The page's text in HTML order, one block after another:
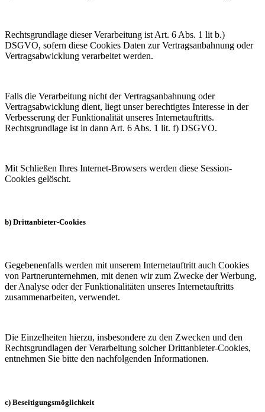
Rechtsgrundlage dieser Verarbeitung ist Art. 6 Abs. 1 lit b.)
DSGVO, sofern diese Cookies Daten zur Vertragsanbahnung oder
Vertragsabwicklung verarbeitet werden.
Falls die Verarbeitung nicht der Vertragsanbahnung oder
Vertragsabwicklung dient, liegt unser berechtigtes Interesse in der
Verbesserung der Funktionalität unseres Internetauftritts.
Rechtsgrundlage ist in dann Art. 6 Abs. 1 lit. f) DSGVO.
Mit Schließen Ihres Internet-Browsers werden diese Session-
Cookies gelöscht.
b) Drittanbieter-Cookies
Gegebenenfalls werden mit unserem Internetauftritt auch Cookies
von Partnerunternehmen, mit denen wir zum Zwecke der Werbung,
der Analyse oder der Funktionalitäten unseres Internetauftritts
zusammenarbeiten, verwendet.
Die Einzelheiten hierzu, insbesondere zu den Zwecken und den
Rechtsgrundlagen der Verarbeitung solcher Drittanbieter-Cookies,
entnehmen Sie bitte den nachfolgenden Informationen.
c) Beseitigungsmöglichkeit